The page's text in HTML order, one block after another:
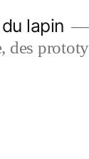
lapin
des